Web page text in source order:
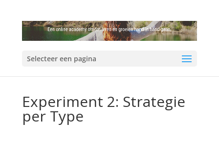
Selecteer een pagina
Experiment 2: Strategie
per Type